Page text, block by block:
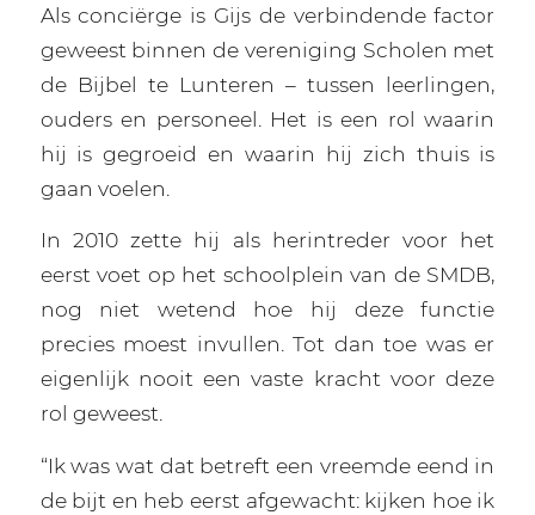
Als conciërge is Gijs de verbindende factor
geweest binnen de vereniging Scholen met
de Bijbel te Lunteren – tussen leerlingen,
ouders en personeel. Het is een rol waarin
hij is gegroeid en waarin hij zich thuis is
gaan voelen.
In 2010 zette hij als herintreder voor het
eerst voet op het schoolplein van de SMDB,
nog niet wetend hoe hij deze functie
precies moest invullen. Tot dan toe was er
eigenlijk nooit een vaste kracht voor deze
rol geweest.
“Ik was wat dat betreft een vreemde eend in
de bijt en heb eerst afgewacht: kijken hoe ik